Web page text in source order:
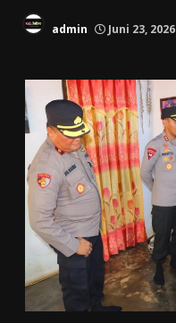
admin Juni 23, 2026